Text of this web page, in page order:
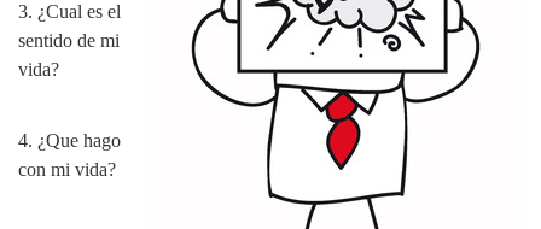
3. ¿Cual es el
sentido de mi
vida?
4. ¿Que hago
con mi vida?